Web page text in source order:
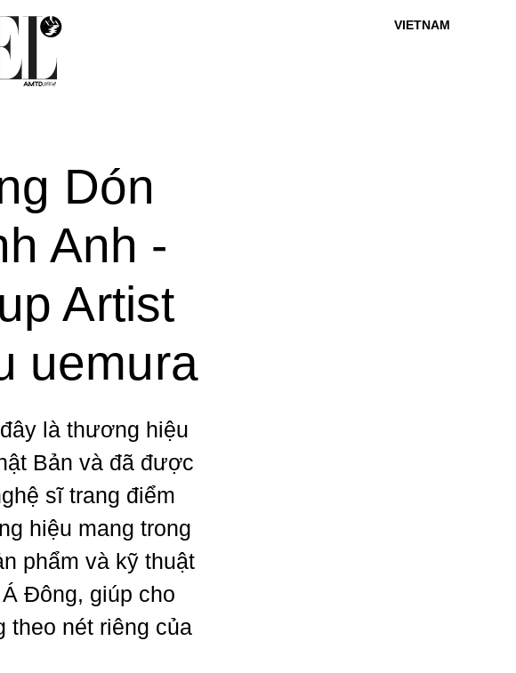
VIETNAM
Dón
Anh -
Artist
uemura
là thương hiệu
Bản và đã được
sĩ trang điểm
hiệu mang trong
phẩm và kỹ thuật
Đông, giúp cho
theo nét riêng của